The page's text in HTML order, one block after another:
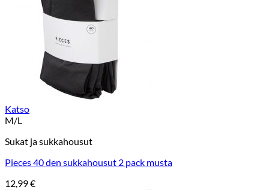
Katso
M/L
Sukat ja sukkahousut
Pieces 40 den sukkahousut 2 pack musta
12,99€